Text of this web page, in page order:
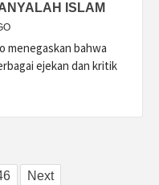
ISLAM
menegaskan bahwa
ejekan dan kritik
Next